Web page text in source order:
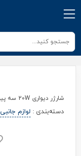
شارژر دیواری 20W سه پین اپل پارت نامبر B/A New Pack 2024
دسته‌بندی : لوازم جانبی